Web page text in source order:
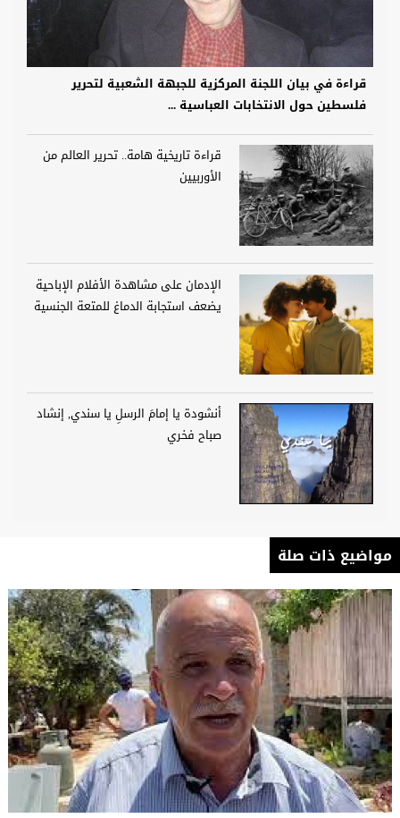
قراءة في بيان اللجنة المركزية للجبهة الشعبية لتحرير
فلسطين حول الانتخابات العباسية ...
قراءة تاريخية هامة.. تحرير العالم من
الأوربيين
الإدمان على مشاهدة الأفلام الإباحية
يضعف استجابة الدماغ للمتعة الجنسية
أنشودة يا إمامَ الرسلِ يا سندي, إنشاد
صباح فخري
مواضيع ذات صلة